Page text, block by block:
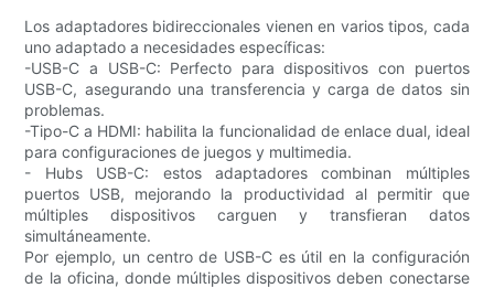
Los adaptadores bidireccionales vienen en varios tipos, cada
uno adaptado a necesidades específicas:
-USB-C a USB-C: Perfecto para dispositivos con puertos
USB-C, asegurando una transferencia y carga de datos sin
problemas.
-Tipo-C a HDMI: habilita la funcionalidad de enlace dual, ideal
para configuraciones de juegos y multimedia.
- Hubs USB-C: estos adaptadores combinan múltiples
puertos USB, mejorando la productividad al permitir que
múltiples dispositivos carguen y transfieran datos
simultáneamente.
Por ejemplo, un centro de USB-C es útil en la configuración
de la oficina, donde múltiples dispositivos deben conectarse